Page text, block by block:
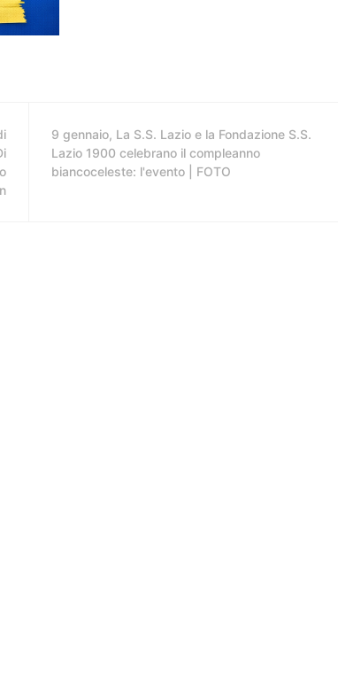
9 gennaio, La S.S. Lazio e la Fondazione S.S.
Lazio 1900 celebrano il compleanno
biancoceleste: l'evento | FOTO